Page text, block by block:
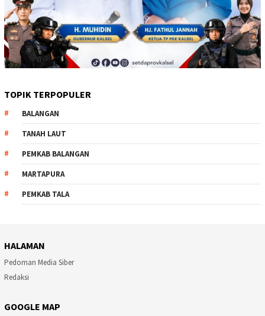
TOPIK TERPOPULER
BALANGAN
TANAH LAUT
PEMKAB BALANGAN
MARTAPURA
PEMKAB TALA
HALAMAN
Pedoman Media Siber
Redaksi
GOOGLE MAP